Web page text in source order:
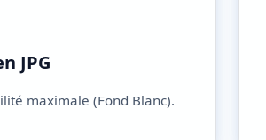
JPG
maximale (Fond Blanc).